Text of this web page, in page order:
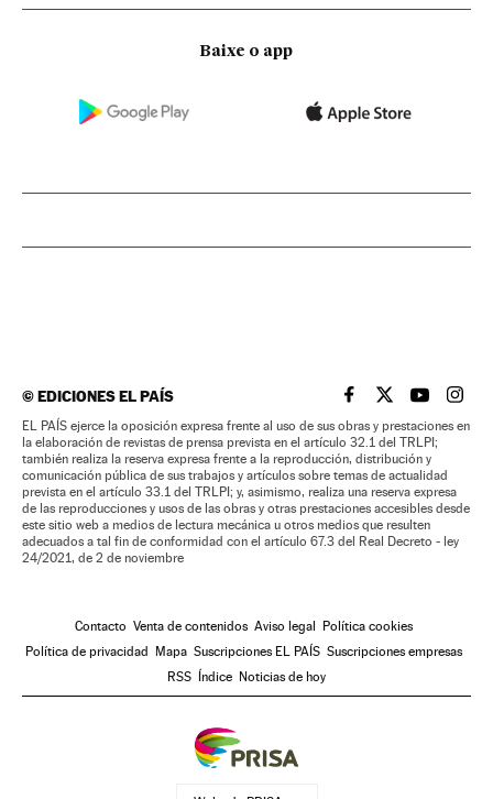
Baixe o app
©EDICIONES EL PAÍS EL PAÍS BRASIL EN
EL PAÍSEL PAÍS
EL
EL PAÍS ejerce la oposición expresa frente al uso de sus obras y prestaciones en
la elaboración de revistas de prensa prevista en el artículo 32.1 del TRLPI;
también realiza la reserva expresa frente a la reproducción, distribución y
comunicación pública de sus trabajos y artículos sobre temas de actualidad
prevista en el artículo 33.1 del TRLPI; y, asimismo, realiza una reserva expresa
de las reproducciones y usos de las obras y otras prestaciones accesibles desde
este sitio web a medios de lectura mecánica u otros medios que resulten
adecuados a tal fin de conformidad con el artículo 67.3 del Real Decreto - ley
24/2021, de 2 de noviembre
Contacto Venta de contenidos Aviso legal
Política cookies
Política de privacidad
Mapa Suscripciones EL PAÍS Suscripciones empresas
RSS
Índice Noticias de hoy